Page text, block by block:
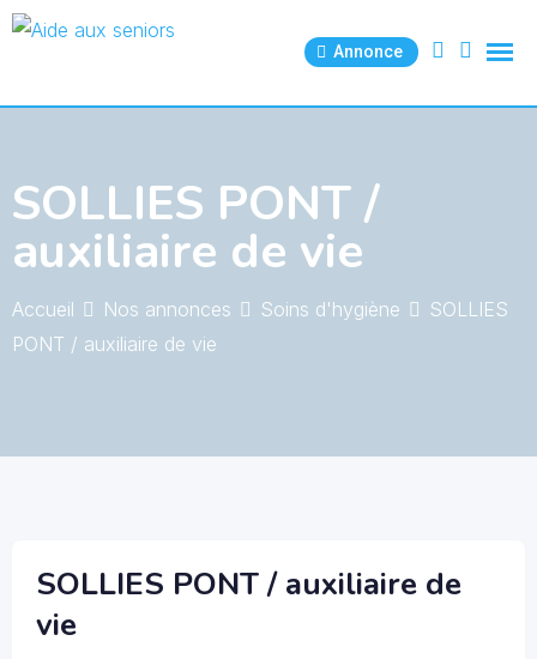
Skip
Annonce
SOLLIES PONT /
auxiliaire de vie
Accueil Nos annonces Soins d'hygiène
SOLLIES
PONT / auxiliaire de vie
SOLLIES PONT / auxiliaire de
vie